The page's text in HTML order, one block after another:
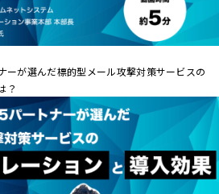
ーが選んだ標的型メール攻撃対策サービスの
？